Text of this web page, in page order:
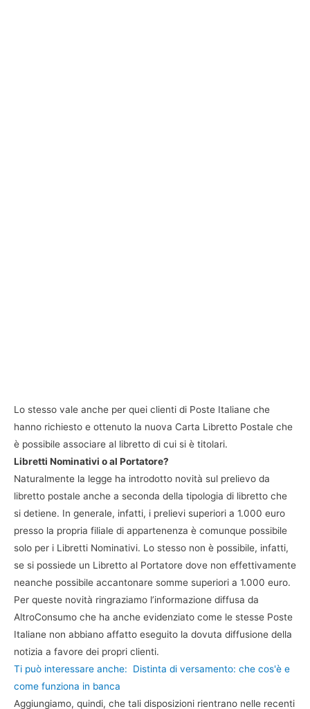
Lo stesso vale anche per quei clienti di Poste Italiane che
hanno richiesto e ottenuto la nuova Carta Libretto Postale che
è possibile associare al libretto di cui si è titolari.
Libretti Nominativi o al Portatore?
Naturalmente la legge ha introdotto novità sul prelievo da
libretto postale anche a seconda della tipologia di libretto che
si detiene. In generale, infatti, i prelievi superiori a 1.000 euro
presso la propria filiale di appartenenza è comunque possibile
solo per i Libretti Nominativi. Lo stesso non è possibile, infatti,
se si possiede un Libretto al Portatore dove non effettivamente
neanche possibile accantonare somme superiori a 1.000 euro.
Per queste novità ringraziamo l’informazione diffusa da
AltroConsumo che ha anche evidenziato come le stesse Poste
Italiane non abbiano affatto eseguito la dovuta diffusione della
notizia a favore dei propri clienti.
Ti può interessare anche:
Distinta di versamento: che cos'è e
come funziona in banca
Aggiungiamo, quindi, che tali disposizioni rientrano nelle recenti